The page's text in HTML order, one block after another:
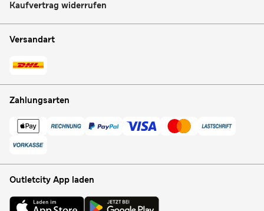
Kaufvertrag widerrufen
Versandart
Zahlungsarten
Outletcity App laden